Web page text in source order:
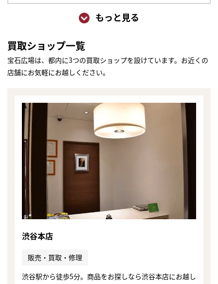
もっと見る
買取ショップ一覧
宝石広場は、都内に3つの買取ショップを設けています。お近くの
店舗にお気軽にお越しください。
渋谷本店
販売・買取・修理
渋谷駅から徒歩5分。商品をお探しなら渋谷本店にお越し